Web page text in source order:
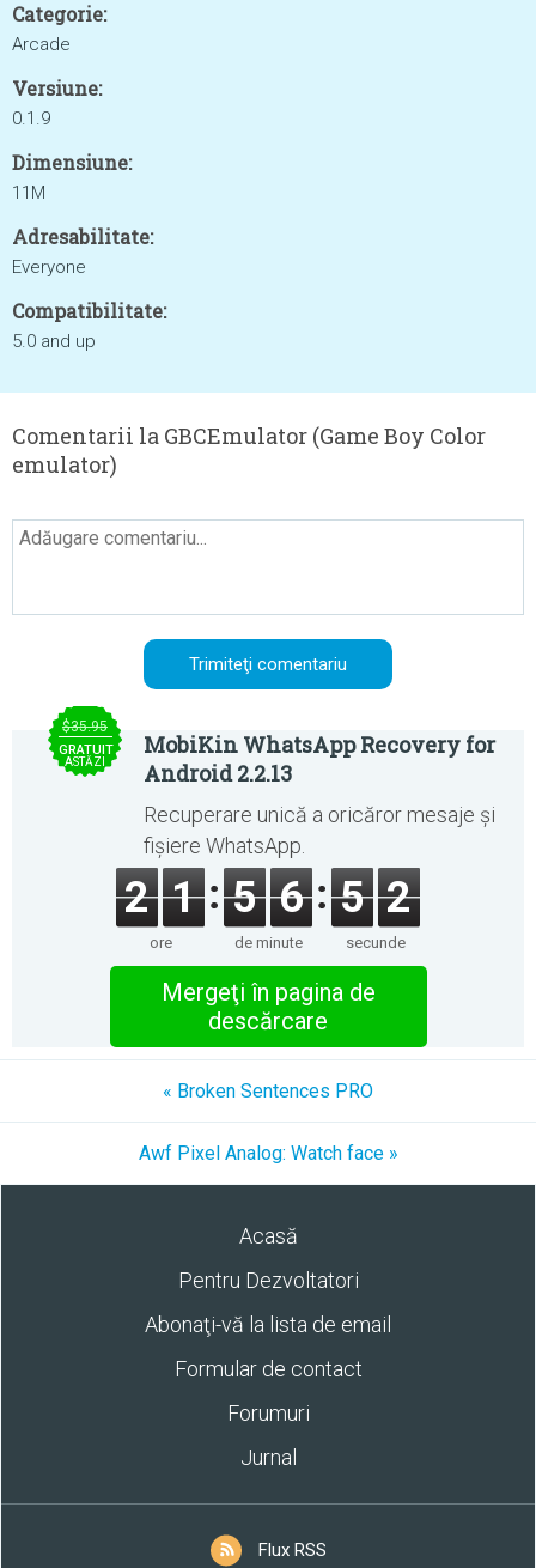
Categorie:
Arcade
Versiune:
0.1.9
Dimensiune:
11M
Adresabilitate:
Everyone
Compatibilitate:
5.0 and up
Comentarii la GBCEmulator (Game Boy Color
emulator)
$35.95
GRATUIT
ASTĂZI
MobiKin WhatsApp Recovery for
Android 2.2.13
Recuperare unică a oricăror mesaje și
fișiere WhatsApp.
2 1
ore
5 6
de minute
5 2
secunde
Mergeţi în pagina de
descărcare
« Broken Sentences PRO
Awf Pixel Analog: Watch face »
Acasă
Pentru Dezvoltatori
Abonaţi-vă la lista de email
Formular de contact
Forumuri
Jurnal
Flux RSS